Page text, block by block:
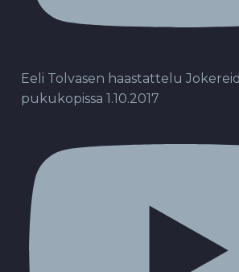
Eeli Tolvasen haastattelu
pukukopissa 1.10.2017